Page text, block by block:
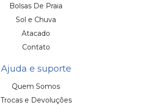
Bolsas De Praia
Sol e Chuva
Atacado
Contato
Ajuda e suporte
Quem Somos
Trocas e Devoluções